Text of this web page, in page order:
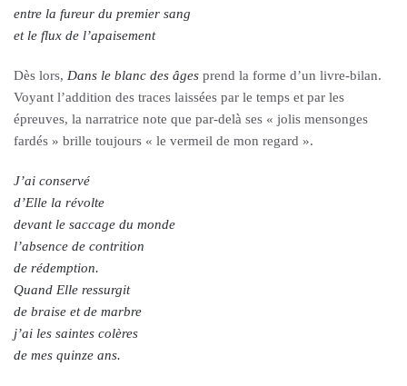
entre la fureur du premier sang
et le flux de l’apaisement
Dès lors, Dans le blanc des âges prend la forme d’un livre-bilan.
Voyant l’addition des traces laissées par le temps et par les
épreuves, la narratrice note que par-delà ses « jolis mensonges
fardés » brille toujours « le vermeil de mon regard ».
J’ai conservé
d’Elle la révolte
devant le saccage du monde
l’absence de contrition
de rédemption.
Quand Elle ressurgit
de braise et de marbre
j’ai les saintes colères
de mes quinze ans.